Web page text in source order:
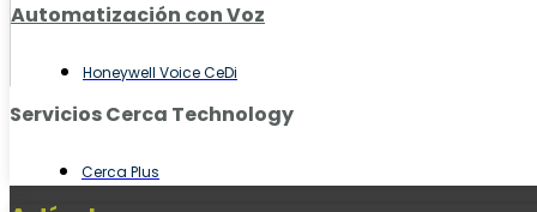
Automatización con Voz
Honeywell Voice CeDi
Servicios Cerca Technology
Cerca Plus